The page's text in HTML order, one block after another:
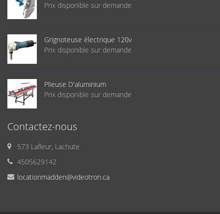
Prix disponible sur demande
Grignoteuse électrique 120v
Prix disponible sur demande
Plieuse D'aluminium
Prix disponible sur demande
Contactez-nous
573 Lafleur, Lachute
4505629142
locationmadden@videotron.ca